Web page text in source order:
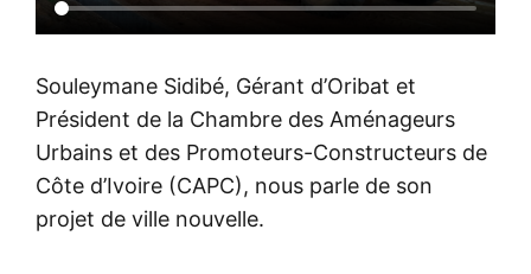
Souleymane Sidibé, Gérant d’Oribat et
Président de la Chambre des Aménageurs
Urbains et des Promoteurs-Constructeurs de
Côte d’Ivoire (CAPC), nous parle de son
projet de ville nouvelle.